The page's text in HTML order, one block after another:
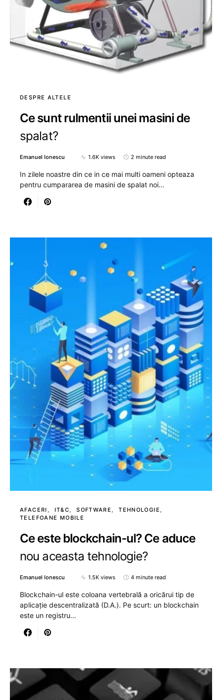
DESPRE ALTELE
Ce sunt rulmentii unei masini de
spalat?
Emanuel Ionescu 1.6K views 2 minute read
In zilele noastre din ce in ce mai multi oameni opteaza
pentru cumpararea de masini de spalat noi…
AFACERI IT&C SOFTWARE
TEHNOLOGIE
TELEFOANE MOBILE
Ce este blockchain-ul? Ce aduce
nou aceasta tehnologie?
Emanuel Ionescu 1.5K views 4 minute read
Blockchain-ul este coloana vertebrală a oricărui tip de
aplicație descentralizată (D.A.). Pe scurt: un blockchain
este un registru…